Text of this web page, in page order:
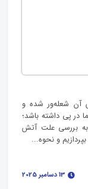
آن شعله‌ور شده و
پی داشته باشد؛
به بررسی علت آتش
و نحوه...